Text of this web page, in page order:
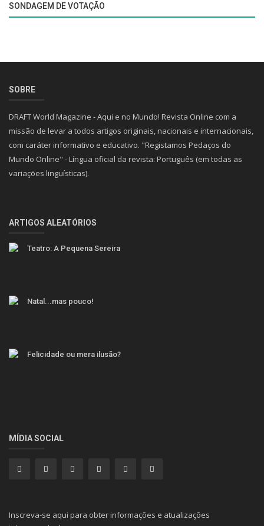
SONDAGEM DE VOTAÇÃO
SOBRE
DRAFT World Magazine - Aqui e no Mundo! Revista Online com a
missão de levar a todos artigos originais, nacionais e internacionais,
com caráter informativo e educativo. "Registamos Pedaços do
Mundo Online" - Língua oficial da revista: Português (em todas as
variações linguísticas).
ARTIGOS ALEATÓRIOS
Teatro: A Pequena Sereira
Natal...mas pouco!
Felicidade ou mera ilusão?
MÍDIA SOCIAL
Inscreva-se aqui para obter informações e atualizações